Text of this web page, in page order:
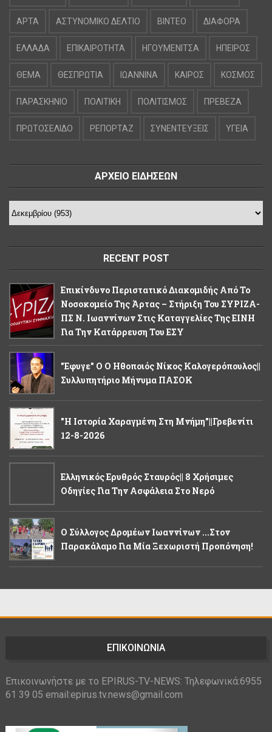
ΑΡΤΑ ΑΣΤΥΝΟΜΙΚΟ ΔΕΛΤΙΟ ΒΙΝΤΕΟ ΔΙΑΦΟΡΑ
ΕΛΛΑΔΑ ΕΠΙΚΑΙΡΟΤΗΤΑ ΗΓΟΥΜΕΝΙΤΣΑ ΗΠΕΙΡΟΣ
ΘΕΜΑ ΘΕΣΠΡΩΤΙΑ ΙΩΑΝΝΙΝΑ ΚΑΙΡΟΣ ΚΟΣΜΟΣ
ΠΑΡΑΣΚΗΝΙΟ ΠΟΛΙΤΙΚΗ ΠΟΛΙΤΙΣΜΟΣ ΠΡΕΒΕΖΑ
ΠΡΩΤΟΣΕΛΙΔΟ ΡΕΠΟΡΤΑΖ ΣΥΝΕΝΤΕΥΞΕΙΣ ΥΓΕΙΑ
ΑΡΧΕΙΟ ΕΙΔΗΣΕΩΝ
RECENT POST
Επικίνδυνο Περιστατικό Διακομιδής Από Το
Νοσοκομείο Της Άρτας – Στήριξη Του ΣΥΡΙΖΑ-
ΠΣ Ν. Ιωαννίνων Στις Καταγγελίες Της ΕΙΝΗ
Για Την Κατάρρευση Του ΕΣΥ
"Εφυγε" Ο Ο Ηθοποιός Νίκος Καλογερόπουλος||
Συλλυπητήριο Μήνυμα ΠΑΣΟΚ
"Η Ιστορία Χαραγμένη Στη Μνήμη"||Γρεβενίτι
12-8-2026
Ελληνικός Ερυθρός Σταυρός|| 8 Χρήσιμες
Οδηγίες Για Την Ασφάλεια Στο Νερό
Ο Σύλλογος Δρομέων Ιωαννίνων ...στον
Παρακάλαμο Για Μία Ξεχωριστή Προπόνηση!
ΕΠΙΚΟΙΝΩΝΙΑ
Επικοινωνήστε με το EPIRUS-TV-NEWS: Τηλεφωνικά:6955
61 39 05 email:epirus.tv.news@gmail.com